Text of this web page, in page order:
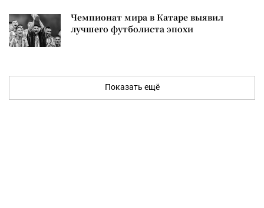
Чемпионат мира в Катаре выявил
лучшего футболиста эпохи
Показать ещё